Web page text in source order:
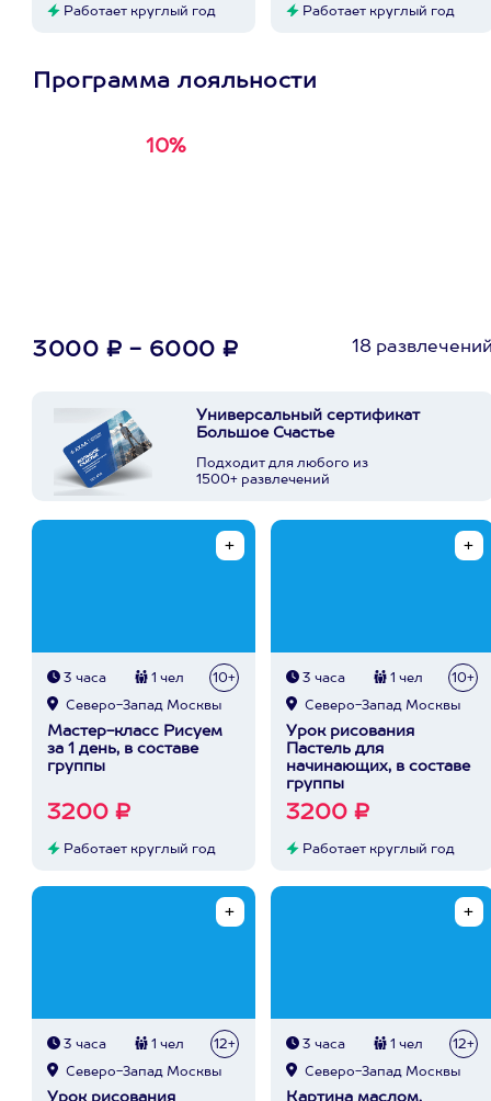
Работает круглый год Работает круглый год
Программа лояльности
10%
3000 ₽ - 6000 ₽ 18
Универсальный сертификат
Большое Счастье
Подходит для любого из
1500+ развлечений
3 часа 1 чел 10+
Северо-Запад Москвы
Мастер-класс Рисуем
за 1 день, в составе
группы
3200 ₽
Работает круглый год
3 часа 1 чел 10+
Северо-Запад Москвы
Урок рисования
Пастель для
начинающих, в составе
группы
3200 ₽
Работает круглый год
3 часа 1 чел 12+
Северо-Запад Москвы
Урок рисования
3 часа 1 чел 12+
Северо-Запад Москвы
Картина маслом,